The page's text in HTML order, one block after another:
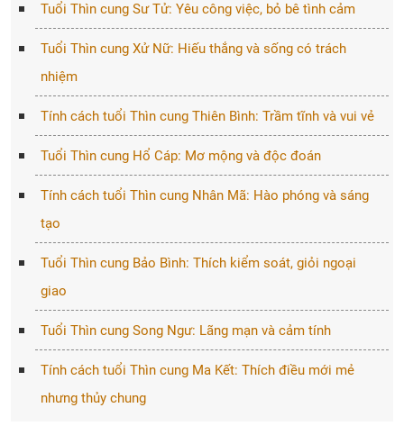
Tuổi Thìn cung Sư Tử: Yêu công việc, bỏ bê tình cảm
Tuổi Thìn cung Xử Nữ: Hiếu thắng và sống có trách
nhiệm
Tính cách tuổi Thìn cung Thiên Bình: Trầm tĩnh và vui vẻ
Tuổi Thìn cung Hổ Cáp: Mơ mộng và độc đoán
Tính cách tuổi Thìn cung Nhân Mã: Hào phóng và sáng
tạo
Tuổi Thìn cung Bảo Bình: Thích kiểm soát, giỏi ngoại
giao
Tuổi Thìn cung Song Ngư: Lãng mạn và cảm tính
Tính cách tuổi Thìn cung Ma Kết: Thích điều mới mẻ
nhưng thủy chung